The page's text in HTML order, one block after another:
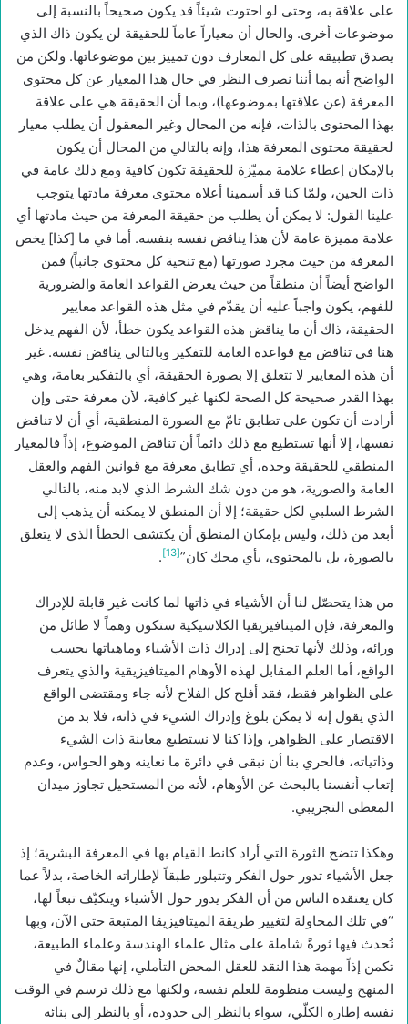
على علاقة به، وحتى لو احتوت شيئاً قد يكون صحيحاً بالنسبة إلى
موضوعات أخرى. والحال أن معياراً عاماً للحقيقة لن يكون ذاك الذي
يصدق تطبيقه على كل المعارف دون تمييز بين موضوعاتها. ولكن من
الواضح أنه بما أننا نصرف النظر في حال هذا المعيار عن كل محتوى
المعرفة (عن علاقتها بموضوعها)، وبما أن الحقيقة هي على علاقة
بهذا المحتوى بالذات، فإنه من المحال وغير المعقول أن يطلب معيار
لحقيقة محتوى المعرفة هذا، وإنه بالتالي من المحال أن يكون
بالإمكان إعطاء علامة مميّزة للحقيقة تكون كافية ومع ذلك عامة في
ذات الحين، ولمّا كنا قد أسمينا أعلاه محتوى معرفة مادتها يتوجب
علينا القول: لا يمكن أن يطلب من حقيقة المعرفة من حيث مادتها أي
علامة مميزة عامة لأن هذا يناقض نفسه بنفسه. أما في ما [كذا] يخص
المعرفة من حيث مجرد صورتها (مع تنحية كل محتوى جانباً) فمن
الواضح أيضاً أن منطقاً من حيث يعرض القواعد العامة والضرورية
للفهم، يكون واجباً عليه أن يقدّم في مثل هذه القواعد معايير
الحقيقة، ذاك أن ما يناقض هذه القواعد يكون خطأ، لأن الفهم يدخل
هنا في تناقض مع قواعده العامة للتفكير وبالتالي يناقض نفسه. غير
أن هذه المعايير لا تتعلق إلا بصورة الحقيقة، أي بالتفكير بعامة، وهي
بهذا القدر صحيحة كل الصحة لكنها غير كافية، لأن معرفة حتى وإن
أرادت أن تكون على تطابق تامّ مع الصورة المنطقية، أي أن لا تناقض
نفسها، إلا أنها تستطيع مع ذلك دائماً أن تناقض الموضوع، إذاً فالمعيار
المنطقي للحقيقة وحده، أي تطابق معرفة مع قوانين الفهم والعقل
العامة والصورية، هو من دون شك الشرط الذي لابد منه، بالتالي
الشرط السلبي لكل حقيقة؛ إلا أن المنطق لا يمكنه أن يذهب إلى
أبعد من ذلك، وليس بإمكان المنطق أن يكتشف الخطأ الذي لا يتعلق
بالصورة، بل بالمحتوى، بأي محك كان”[13]
.
من هذا يتحصّل لنا أن الأشياء في ذاتها لما كانت غير قابلة للإدراك
والمعرفة، فإن الميتافيزيقيا الكلاسيكية ستكون وهماً لا طائل من
ورائه، وذلك لأنها تجنح إلى إدراك ذات الأشياء وماهياتها بحسب
الواقع، أما العلم المقابل لهذه الأوهام الميتافيزيقية والذي يتعرف
على الظواهر فقط، فقد أفلح كل الفلاح لأنه جاء ومقتضى الواقع
الذي يقول إنه لا يمكن بلوغ وإدراك الشيء في ذاته، فلا بد من
الاقتصار على الظواهر، وإذا كنا لا نستطيع معاينة ذات الشيء
وذاتياته، فالحري بنا أن نبقى في دائرة ما نعاينه وهو الحواس، وعدم
إتعاب أنفسنا بالبحث عن الأوهام، لأنه من المستحيل تجاوز ميدان
المعطى التجريبي.
وهكذا تتضح الثورة التي أراد كانط القيام بها في المعرفة البشرية؛ إذ
جعل الأشياء تدور حول الفكر وتتبلور طبقاً لإطاراته الخاصة، بدلاً عما
كان يعتقده الناس من أن الفكر يدور حول الأشياء ويتكيّف تبعاً لها،
“في تلك المحاولة لتغيير طريقة الميتافيزيقا المتبعة حتى الآن، وبها
نُحدث فيها ثورةً شاملة على مثال علماء الهندسة وعلماء الطبيعة،
تكمن إذاً مهمة هذا النقد للعقل المحض التأملي، إنها مقالٌ في
المنهج وليست منظومة للعلم نفسه، ولكنها مع ذلك ترسم في الوقت
نفسه إطاره الكلّي، سواء بالنظر إلى حدوده، أو بالنظر إلى بنائه